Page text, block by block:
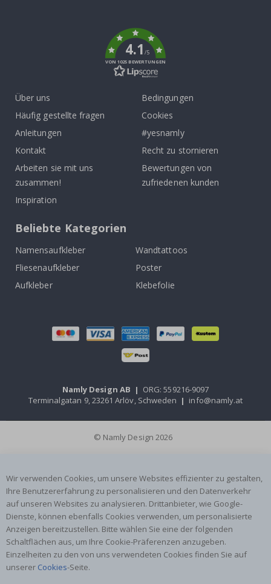
4.1/5
VON 1025 BEWERTUNGEN
Über uns
Häufig gestellte fragen
Anleitungen
Kontakt
Arbeiten sie mit uns
zusammen!
Inspiration
Bedingungen
Cookies
#yesnamly
Recht zu stornieren
Bewertungen von
zufriedenen kunden
Beliebte Kategorien
Namensaufkleber
Wandtattoos
Fliesenaufkleber
Poster
Aufkleber
Klebefolie
Namly Design AB | ORG: 559216-9097
Terminalgatan 9, 23261 Arlöv, Schweden | info@namly.at
© Namly Design 2026
Wir verwenden Cookies, um unsere Websites effizienter zu gestalten,
Ihre Benutzererfahrung zu personalisieren und den Datenverkehr
auf unseren Websites zu analysieren. Drittanbieter, wie Google-
Dienste, können ebenfalls Cookies verwenden, um personalisierte
Anzeigen bereitzustellen. Bitte wählen Sie eine der folgenden
Schaltflächen aus, um Ihre Cookie-Präferenzen anzugeben.
Einzelheiten zu den von uns verwendeten Cookies finden Sie auf
unserer Cookies-Seite.